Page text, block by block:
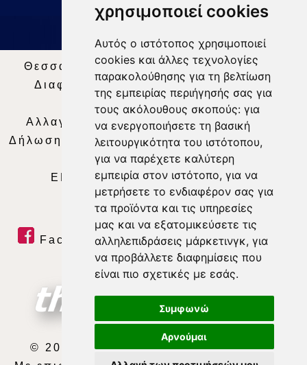
χρησιμοποιεί cookies
Αυτός ο ιστότοπος χρησιμοποιεί
cookies και άλλες τεχνολογίες
παρακολούθησης για τη βελτίωση
της εμπειρίας περιήγησής σας για
τους ακόλουθους σκοπούς: για
να ενεργοποιήσετε τη βασική
λειτουργικότητα του ιστότοπου,
για να παρέχετε καλύτερη
εμπειρία στον ιστότοπο, για να
μετρήσετε το ενδιαφέρον σας για
τα προϊόντα και τις υπηρεσίες
μας και να εξατομικεύσετε τις
αλληλεπιδράσεις μάρκετινγκ, για
να προβάλλετε διαφημίσεις που
είναι πιο σχετικές με εσάς.
Συμφωνώ
Αρνούμαι
Θεσσαλία Τηλεόραση|SNG Services
Διαφήμιση | Όροι Χρήσης |Δήλωση
Απορρήτου |
Περιεχόμενο
Αλλαγή Προτιμήσεων για τα Cookies
Δήλωση συμμόρφωσης με τη σύσταση (ΕΕ)
2018/334|Ταυτότητα
ΕΝΗΜΕΡΩΣΗ |WEB TV| LIVE
Facebook| Twitter | Youtube
RSS Feed
© 2026 ΘΕΣΣΑΛΙΑ ΤΗΛΕΟΡΑΣΗ Α.Ε.